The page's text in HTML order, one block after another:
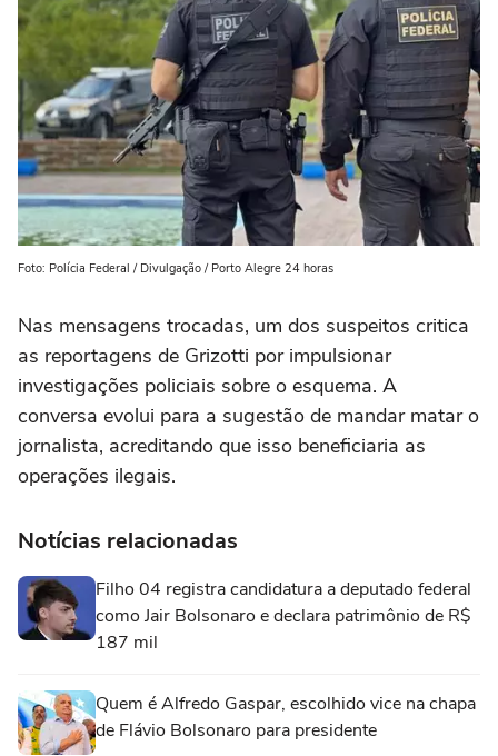
Foto: Polícia Federal / Divulgação / Porto Alegre 24 horas
Nas mensagens trocadas, um dos suspeitos critica
as reportagens de Grizotti por impulsionar
investigações policiais sobre o esquema. A
conversa evolui para a sugestão de mandar matar o
jornalista, acreditando que isso beneficiaria as
operações ilegais.
Notícias relacionadas
Filho 04 registra candidatura a deputado federal
como Jair Bolsonaro e declara patrimônio de R$
187 mil
Quem é Alfredo Gaspar, escolhido vice na chapa
de Flávio Bolsonaro para presidente